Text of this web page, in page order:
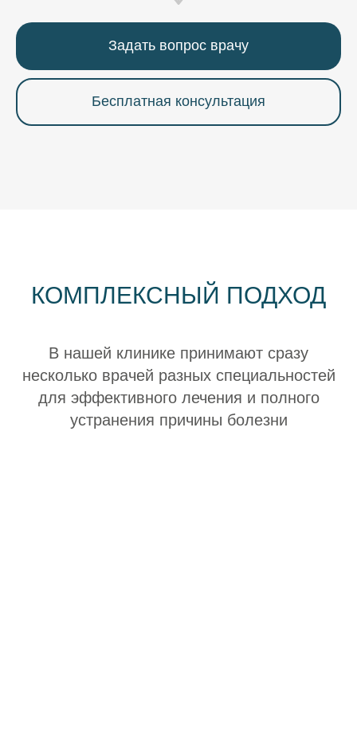
Задать вопрос врачу
Бесплатная консультация
КОМПЛЕКСНЫЙ ПОДХОД
В нашей клинике принимают сразу
несколько врачей разных специальностей
для эффективного лечения и полного
устранения причины болезни